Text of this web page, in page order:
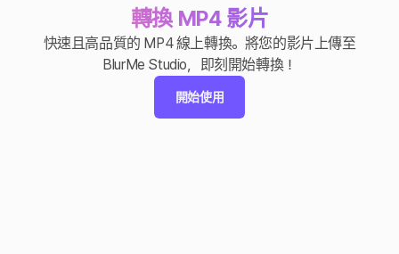
轉換 MP4 影片
快速且高品質的 MP4 線上轉換。將您的影片上傳至
BlurMe Studio，即刻開始轉換！
開始使用